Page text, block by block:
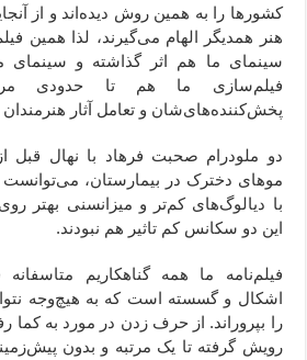
کشورها را به همین روش دیده‌اند و از
هنر همدیگر الهام می‌گیرند، لذا همین
سینمای ما هم اثر گذاشته و سینمای
فیلم‌سازی ما هم تا حدودی
پخش‌کننده‌های‌شان و تعامل آثار
دو ملودرام صحبت فرهاد با نهال
موهای دخترک در بیمارستان، می‌توانست
با دیالوگ‌های کم‌تر و میزانسنی بهتر
این دو سکانس کم تاثیر هم نبودند.
فیلم‌نامه ما همه گناهکاریم
اشکال و گسسته است که به هیچ‌وجه
را بپروراند. از حرف زدن در مورد به کما
رویش گرفته تا یک مرتبه و بدون